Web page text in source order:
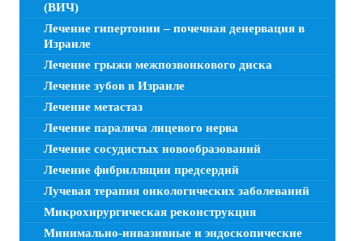
(ВИЧ)
Лечение гипертонии – почечная денервация в
Израиле
Лечение грыжи межпозвонкового диска
Лечение зубов в Израиле
Лечение метастаз
Лечение паралича лицевого нерва
Лечение сосудистых новообразований
Лечение фибрилляции предсердий
Лучевая терапия онкологических заболеваний
Микрохирургическая реконструкция
Минимально-инвазивные и эндоскопические